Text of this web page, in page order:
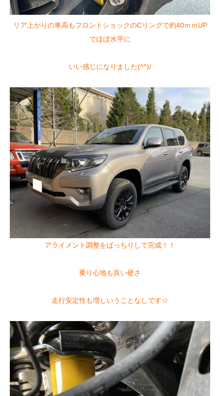
リア上がりの車高もフロントショックのCリングで約40ｍｍUP
でほぼ水平に
いい感じになりました(^^)/
アライメント調整をばっちりして完成！！
乗り心地も良い硬さ
走行安定性も増しいうことなしです☆